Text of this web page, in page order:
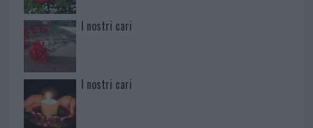
I nostri cari
I nostri cari